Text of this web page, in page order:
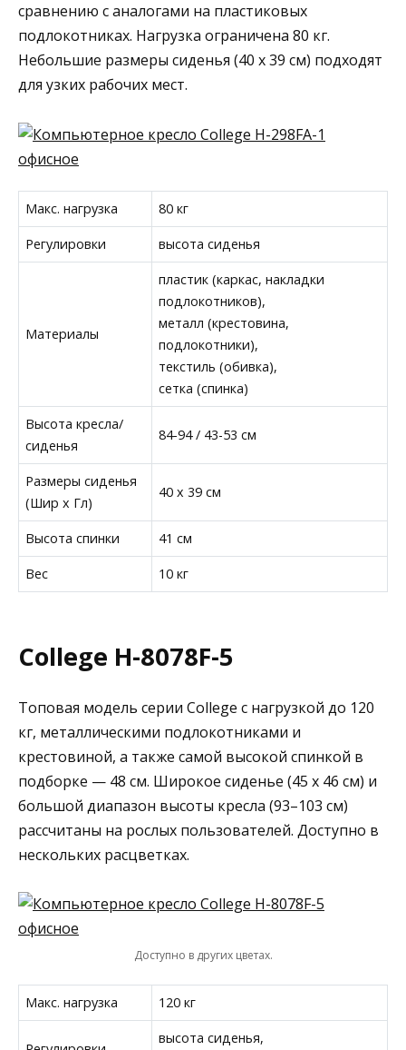
сравнению с аналогами на пластиковых
подлокотниках. Нагрузка ограничена 80 кг.
Небольшие размеры сиденья (40 x 39 см) подходят
для узких рабочих мест.
Макс. нагрузка 80 кг
Регулировки высота сиденья
Материалы
пластик (каркас, накладки
подлокотников),
металл (крестовина,
подлокотники),
текстиль (обивка),
сетка (спинка)
Высота кресла/
сиденья
84-94 / 43-53 см
Размеры сиденья
(Шир х Гл)
40 x 39 см
Высота спинки 41 см
Вес 10 кг
College H-8078F-5
Топовая модель серии College с нагрузкой до 120
кг, металлическими подлокотниками и
крестовиной, а также самой высокой спинкой в
подборке — 48 см. Широкое сиденье (45 x 46 см) и
большой диапазон высоты кресла (93–103 см)
рассчитаны на рослых пользователей. Доступно в
нескольких расцветках.
Доступно в других цветах.
Макс. нагрузка 120 кг
высота сиденья,